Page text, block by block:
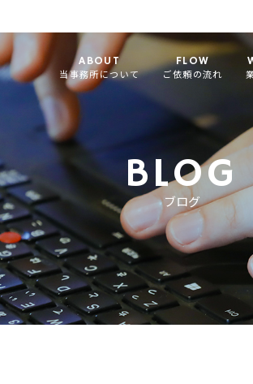
ABOUT
当事務所について
FLOW
ご依頼の流れ
BLOG
ブログ